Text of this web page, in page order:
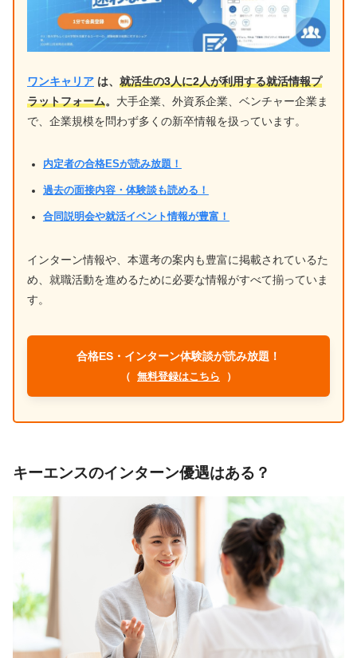
ワンキャリア は、 就活生の3人に2人が利用する就活情報プ
ラットフォーム。 大手企業、外資系企業、ベンチャー企業ま
で、企業規模を問わず多くの新卒情報を扱っています。
内定者の合格ESが読み放題！
過去の面接内容・体験談も読める！
合同説明会や就活イベント情報が豊富！
インターン情報や、本選考の案内も豊富に掲載されているた
め、就職活動を進めるために必要な情報がすべて揃っていま
す。
合格ES・インターン体験談が読み放題！
（ 無料登録はこちら ）
キーエンスのインターン優遇はある？